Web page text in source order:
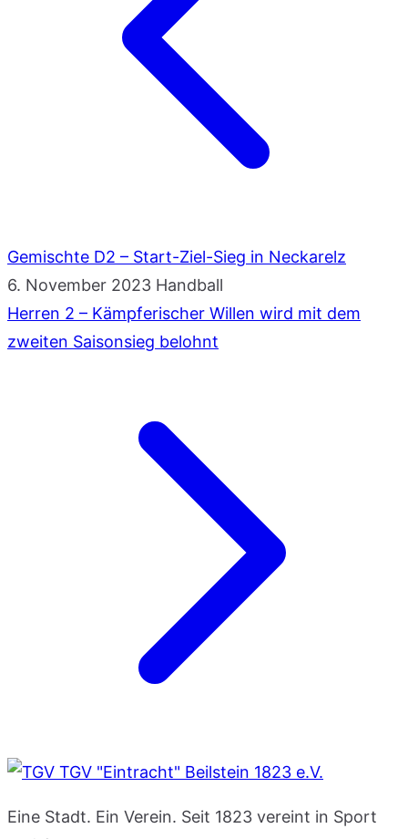
Gemischte D2 – Start-Ziel-Sieg in Neckarelz
6. November 2023 Handball
Herren 2 – Kämpferischer Willen wird mit dem
zweiten Saisonsieg belohnt
TGV "Eintracht" Beilstein 1823 e.V.
Eine Stadt. Ein Verein. Seit 1823 vereint in Sport